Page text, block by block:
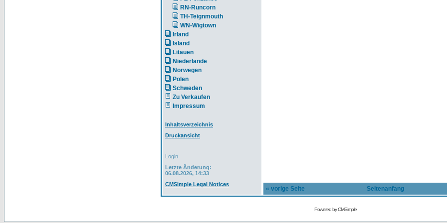
RN-Runcorn
TH-Teignmouth
WN-Wigtown
Irland
Island
Litauen
Niederlande
Norwegen
Polen
Schweden
Zu Verkaufen
Impressum
Inhaltsverzeichnis
Druckansicht
Login
Letzte Änderung:
06.08.2026, 14:33
CMSimple Legal Notices
« vorige Seite Seitenanfang
Powered by CMSimple